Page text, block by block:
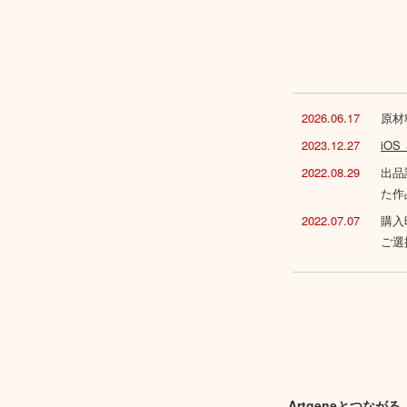
2026.06.17
原
2023.12.27
iOS
2022.08.29
出
た
2022.07.07
購
ご